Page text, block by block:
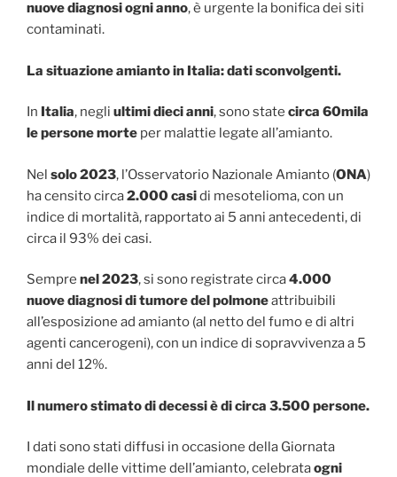
nuove diagnosi ogni anno, è urgente la bonifica dei siti
contaminati.
La situazione amianto in Italia: dati sconvolgenti.
In Italia, negli ultimi dieci anni, sono state circa 60mila
le persone morte per malattie legate all’amianto.
Nel solo 2023, l’Osservatorio Nazionale Amianto (ONA)
ha censito circa2.000 casidi mesotelioma, con un
indice di mortalità, rapportato ai 5 anni antecedenti, di
circa il 93% dei casi.
Sempre nel 2023, si sono registrate circa4.000
nuove diagnosi di tumore del polmoneattribuibili
all’esposizione ad amianto (al netto del fumo e di altri
agenti cancerogeni), con un indice di sopravvivenza a 5
anni del 12%.
Il numero stimato di decessi è di circa 3.500 persone.
I dati sono stati diffusi in occasione della Giornata
mondiale delle vittime dell’amianto, celebrataogni